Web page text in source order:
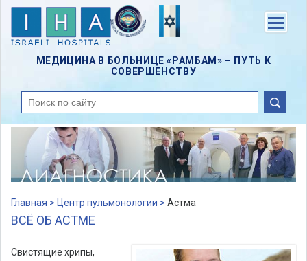
Skip
content
МЕДИЦИНА В БОЛЬНИЦЕ «РАМБАМ» – ПУТЬ К
СОВЕРШЕНСТВУ
поиск
Главная > Центр пульмонологии > Астма
ВСЁ ОБ АСТМЕ
Свистящие хрипы,